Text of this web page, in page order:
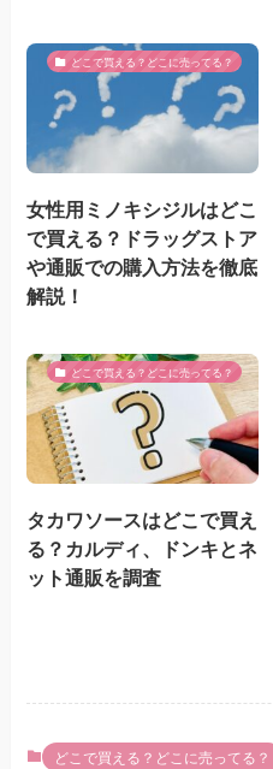
どこで買える？どこに売ってる？
女性用ミノキシジルはどこ
で買える？ドラッグストア
や通販での購入方法を徹底
解説！
どこで買える？どこに売ってる？
タカワソースはどこで買え
る？カルディ、ドンキとネ
ット通販を調査
どこで買える？どこに売ってる？